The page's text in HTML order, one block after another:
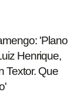
'Plano
Henrique,
Textor. Que